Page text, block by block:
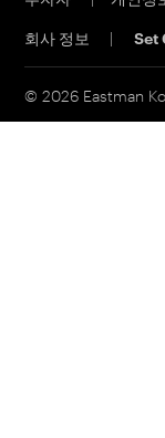
고객 포털
영업 문의
물질 안전 보건 자료
연락처
회사 정보
| Set
© 2026 Eastman